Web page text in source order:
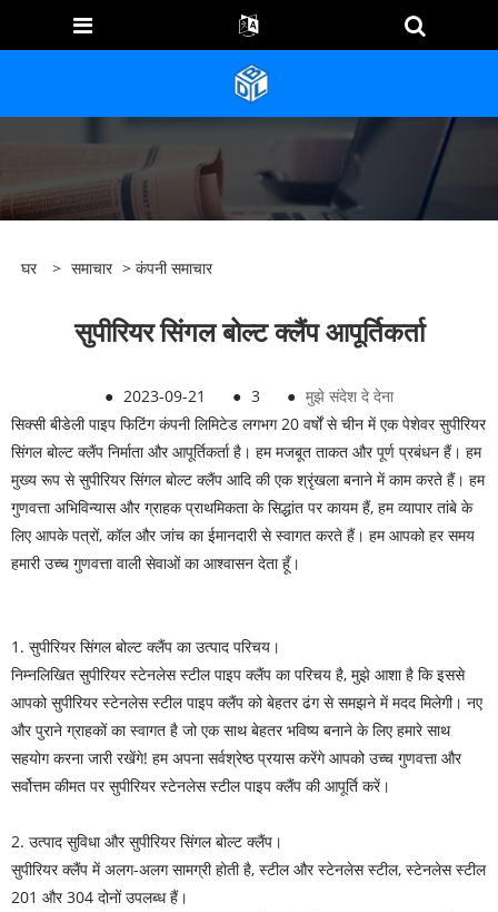
घर > समाचार > कंपनी समाचार
सुपीरियर सिंगल बोल्ट क्लैंप आपूर्तिकर्ता
● 2023-09-21 ● 3 ● मुझे संदेश दे देना
सिक्सी बीडेली पाइप फिटिंग कंपनी लिमिटेड लगभग 20 वर्षों से चीन में एक पेशेवर सुपीरियर
सिंगल बोल्ट क्लैंप निर्माता और आपूर्तिकर्ता है। हम मजबूत ताकत और पूर्ण प्रबंधन हैं। हम
मुख्य रूप से सुपीरियर सिंगल बोल्ट क्लैंप आदि की एक श्रृंखला बनाने में काम करते हैं। हम
गुणवत्ता अभिविन्यास और ग्राहक प्राथमिकता के सिद्धांत पर कायम हैं, हम व्यापार तांबे के
लिए आपके पत्रों, कॉल और जांच का ईमानदारी से स्वागत करते हैं। हम आपको हर समय
हमारी उच्च गुणवत्ता वाली सेवाओं का आश्वासन देता हूँ।
1. सुपीरियर सिंगल बोल्ट क्लैंप का उत्पाद परिचय।
निम्नलिखित सुपीरियर स्टेनलेस स्टील पाइप क्लैंप का परिचय है, मुझे आशा है कि इससे
आपको सुपीरियर स्टेनलेस स्टील पाइप क्लैंप को बेहतर ढंग से समझने में मदद मिलेगी। नए
और पुराने ग्राहकों का स्वागत है जो एक साथ बेहतर भविष्य बनाने के लिए हमारे साथ
सहयोग करना जारी रखेंगे! हम अपना सर्वश्रेष्ठ प्रयास करेंगे आपको उच्च गुणवत्ता और
सर्वोत्तम कीमत पर सुपीरियर स्टेनलेस स्टील पाइप क्लैंप की आपूर्ति करें।
2. उत्पाद सुविधा और सुपीरियर सिंगल बोल्ट क्लैंप।
सुपीरियर क्लैंप में अलग-अलग सामग्री होती है, स्टील और स्टेनलेस स्टील, स्टेनलेस स्टील
201 और 304 दोनों उपलब्ध हैं।